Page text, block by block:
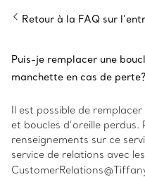
Retour à la FAQ sur
Puis-je remplacer une
manchette en cas de perte?
Il est possible de
et boucles d’oreille
renseignements sur ce
service de relations avec